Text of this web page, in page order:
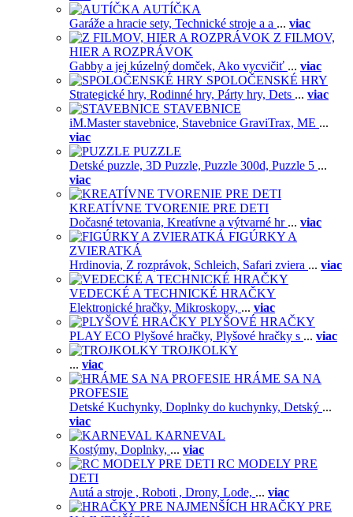
AUTÍČKA
Garáže a hracie sety, Technické stroje a a ... viac
Z FILMOV,
HIER A ROZPRÁVOK
Gabby a jej kúzelný domček, Ako vycvičiť ... viac
SPOLOČENSKÉ HRY
Strategické hry, Rodinné hry, Párty hry, Dets ... viac
STAVEBNICE
iM.Master stavebnice, Stavebnice GraviTrax, ME ...
viac
PUZZLE
Detské puzzle, 3D Puzzle, Puzzle 300d, Puzzle 5 ...
viac
KREATÍVNE TVORENIE PRE DETI
Dočasné tetovania, Kreatívne a výtvarné hr ... viac
FIGÚRKY A
ZVIERATKÁ
Hrdinovia, Z rozprávok, Schleich, Safari zviera ... viac
VEDECKÉ A TECHNICKÉ HRAČKY
Elektronické hračky, Mikroskopy, ... viac
PLYŠOVÉ HRAČKY
PLAY ECO Plyšové hračky, Plyšové hračky s ... viac
TROJKOLKY
... viac
HRÁME SA NA
PROFESIE
Detské Kuchynky, Doplnky do kuchynky, Detský ...
viac
KARNEVAL
Kostýmy, Doplnky, ... viac
RC MODELY PRE
DETI
Autá a stroje , Roboti , Drony, Lode, ... viac
HRAČKY PRE